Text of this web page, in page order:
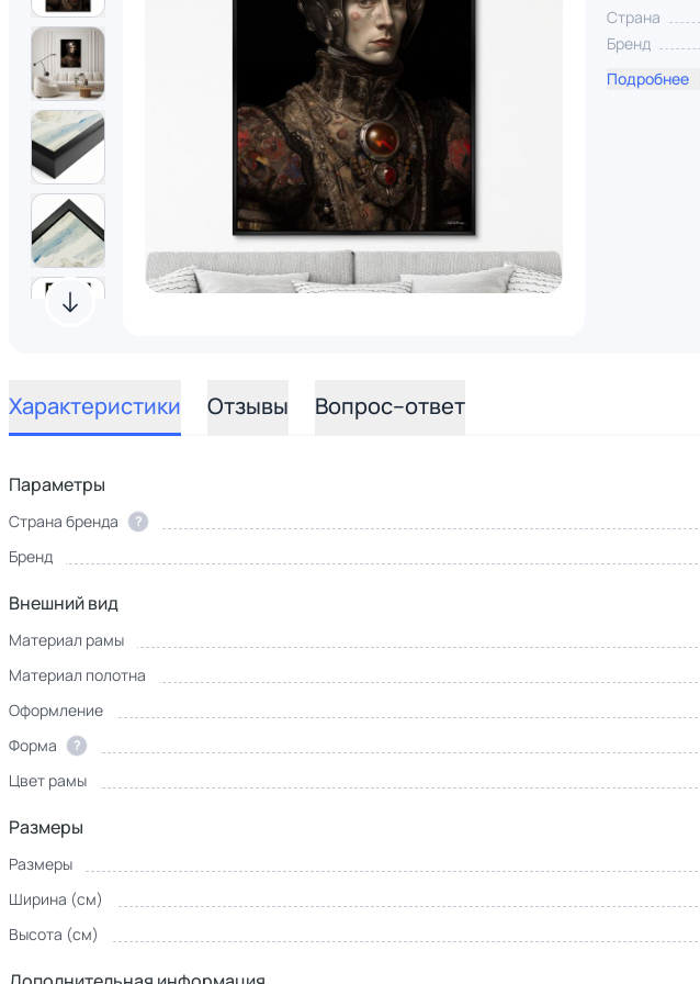
Страна
Бренд
Подробнее
Характеристики Отзывы Вопрос–ответ
Параметры
Страна бренда ?
Бренд
Внешний вид
Материал рамы
Материал полотна
Оформление
Форма
?
Цвет рамы
Размеры
Размеры
Ширина (см)
Высота (см)